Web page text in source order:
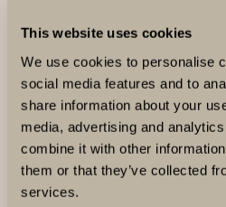
This website uses cookies
We use cookies to personalise
social media features and to
share information about your
media, advertising and
combine it with other
them or that they’ve collected
services.